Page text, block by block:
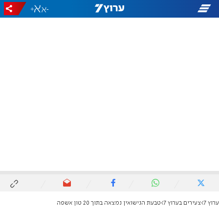
-
+
ערוץ 7 צעירים בערוץ 7 טבעת הנישואין נמצאה בתוך 20 טון אשפה